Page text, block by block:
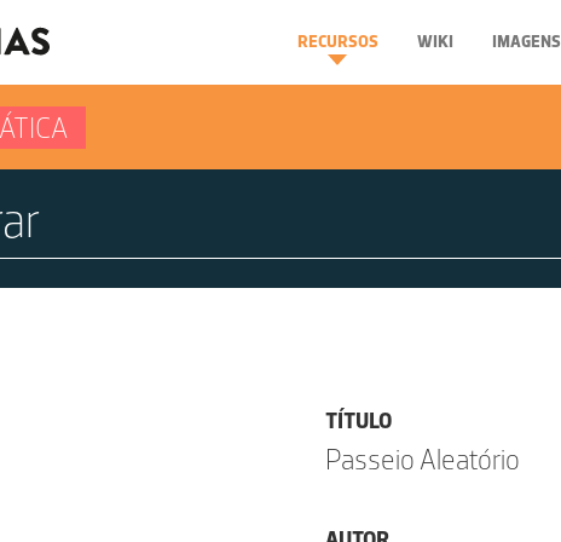
RECURSOS WIKI IMAGENS
TÍTULO
Passeio Aleatório